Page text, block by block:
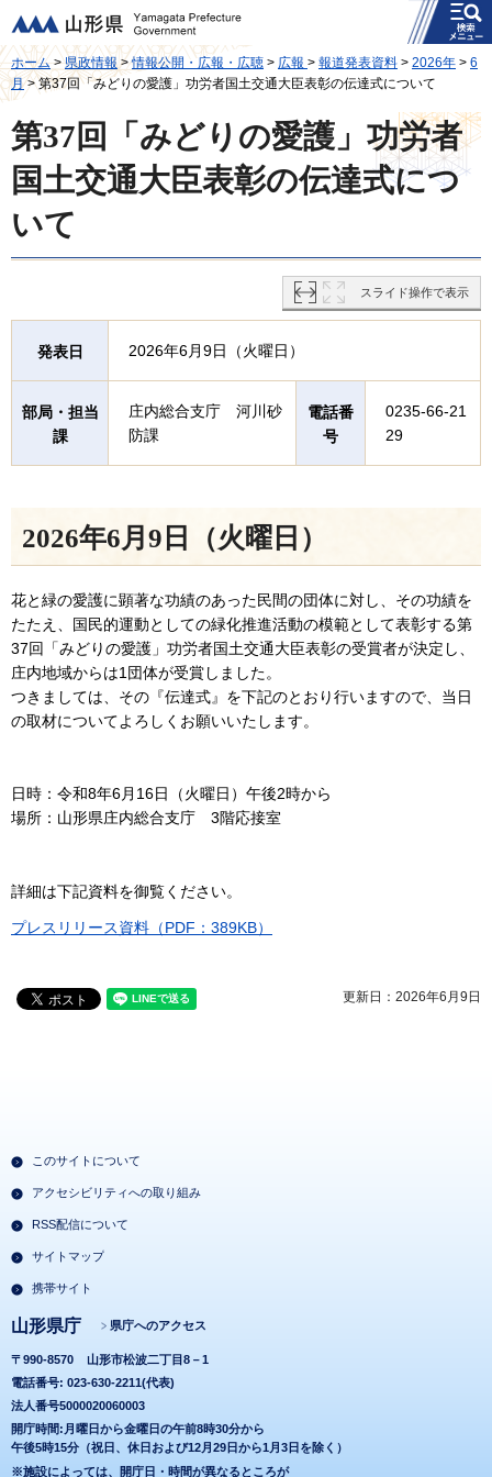
山形県
メニュー
ホーム>県政情報>情報公開・広報・広聴 > 広報 > 報道発表資料 > 2026年 > 6
月> 第37回「みどりの愛護」功労者国土交通大臣表彰の伝達式について
第37回「みどりの愛護」功労者
国土交通大臣表彰の伝達式につ
いて
スライド操作で表示
発表日 2026年6月9日（火曜日）
部局・担当
課
庄内総合支庁 河川砂
防課
電話番
号
0235-66-21
29
2026年6月9日（火曜日）
花と緑の愛護に顕著な功績のあった民間の団体に対し、その功績を
たたえ、国民的運動としての緑化推進活動の模範として表彰する第
37回「みどりの愛護」功労者国土交通大臣表彰の受賞者が決定し、
庄内地域からは1団体が受賞しました。
つきましては、その『伝達式』を下記のとおり行いますので、当日
の取材についてよろしくお願いいたします。
日時：令和8年6月16日（火曜日）午後2時から
場所：山形県庄内総合支庁 3階応接室
詳細は下記資料を御覧ください。
プレスリリース資料（PDF：389KB）
更新日：2026年6月9日
このサイトについて
アクセシビリティへの取り組み
RSS配信について
サイトマップ
携帯サイト
山形県庁 県庁へのアクセス
〒990-8570
山形市松波二丁目8－1
電話番号: 023-630-2211(代表)
法人番号5000020060003
開庁時間:月曜日から金曜日の午前8時30分から
午後5時15分（祝日、休日および12月29日から1月3日を除く）
※施設によっては、開庁日・時間が異なるところが